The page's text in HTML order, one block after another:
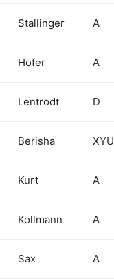
Stallinger A
Hofer A
Lentrodt D
Berisha XYU
Kurt A
Kollmann A
Sax A